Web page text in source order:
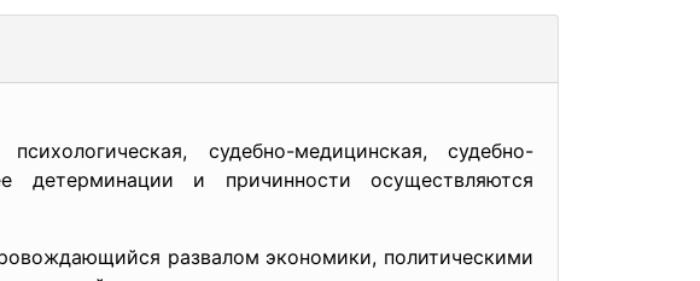
судебно-медицинская, судебно-
детерминации и причинности осуществляются
развалом экономики, политическими